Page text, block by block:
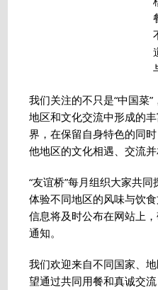
我们关注的不只是“中国菜
地区和文化交流中形成的
界，在保留自身特色的同
他地区的文化相遇、交流并
“友谊桥”每月组织大家共
体验不同地区的风味与饮
信息将及时公布在网站上
通知。
我们欢迎来自不同国家、
望通过共同用餐和真诚交